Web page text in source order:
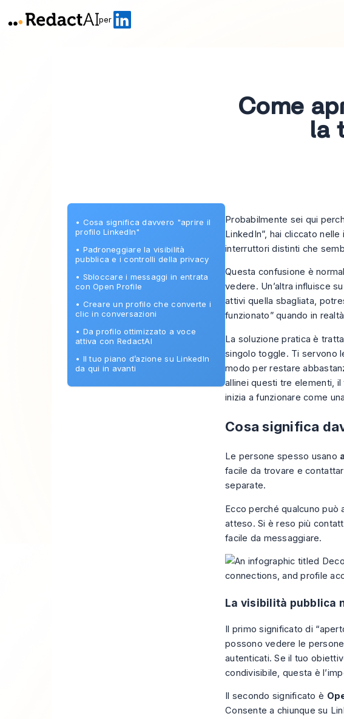
per
Come
la
• Cosa significa davvero "aprire il
profilo LinkedIn"
• Padroneggiare la visibilità
pubblica e i controlli della privacy
• Sbloccare i messaggi in entrata
con Open Profile
• Creare un profilo che converte i
clic in conversazioni
• Da profilo ottimizzato a voce
attiva con RedactAI
• Il tuo piano d’azione su LinkedIn
da qui in avanti
Probabilmente sei qui
LinkedIn”, hai cliccato
interruttori distinti che
Questa confusione è
vedere. Un’altra influisce
attivi quella sbagliata,
funzionato” quando in
La soluzione pratica è
singolo toggle. Ti servono
modo per restare
allinei questi tre elementi,
inizia a funzionare come
Cosa significa
Le persone spesso usano
facile da trovare e
separate.
Ecco perché qualcuno può
atteso. Si è reso più
facile da messaggiare.
La visibilità pubblica
Il primo significato di
possono vedere le
autenticati. Se il tuo
condivisibile, questa è
Il secondo significato è
Consente a chiunque su